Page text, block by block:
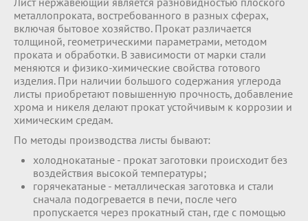
металлопроката, востребованного в разных сферах,
включая бытовое хозяйство. Прокат различается
толщиной, геометрическими параметрами, методом
проката и обработки. В зависимости от марки стали
меняются и физико-химические свойства готового
изделия. При наличии большого содержания углерода
листы приобретают повышенную прочность, добавление
хрома и никеля делают прокат устойчивым к коррозии и
химическим средам.
По методы производства листы бывают:
холоднокатаные - прокат заготовки происходит без
воздействия высокой температуры;
горячекатаные - металлическая заготовка и стали
сначала подогревается в печи, после чего
пропускается через прокатный стан, где с помощью